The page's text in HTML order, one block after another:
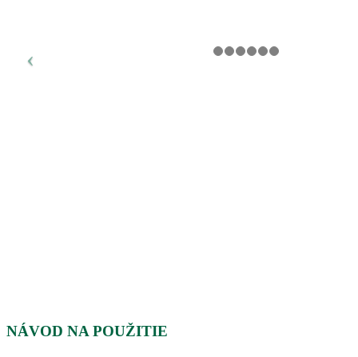
NÁVOD NA POUŽITIE